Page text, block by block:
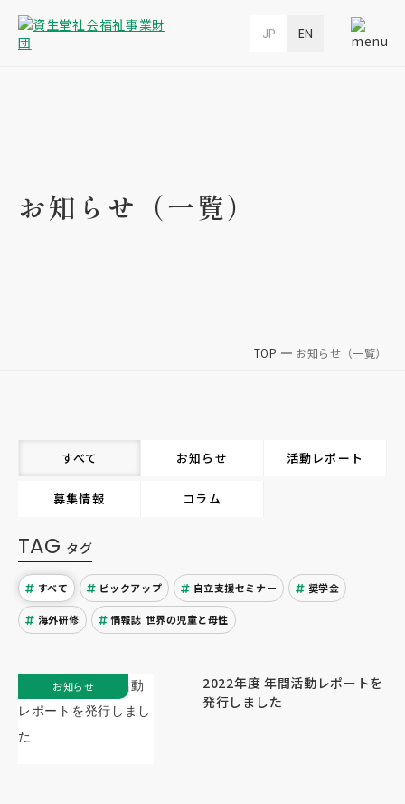
JP EN
お知らせ（一覧）
TOP お知らせ（一覧）
すべて お知らせ 活動レポート
募集情報 コラム
TAG タグ
すべて ピックアップ 自立支援セミナー 奨学金
海外研修 情報誌 世界の児童と母性
2022年度 年間活動レポートを
発行しました
お知らせ